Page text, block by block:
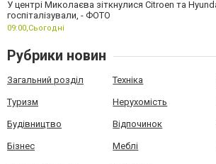
У центрі Миколаєва зіткнулися Citroen та
госпіталізували, - ФОТО
09:00, Сьогодні
Рубрики новин
Загальний розділ Техніка
Туризм Нерухомість
Будівництво Відпочинок
Бізнес Меблі